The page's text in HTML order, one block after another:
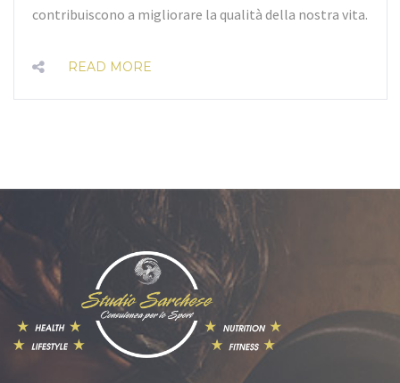
contribuiscono a migliorare la qualità della nostra vita.
READ MORE